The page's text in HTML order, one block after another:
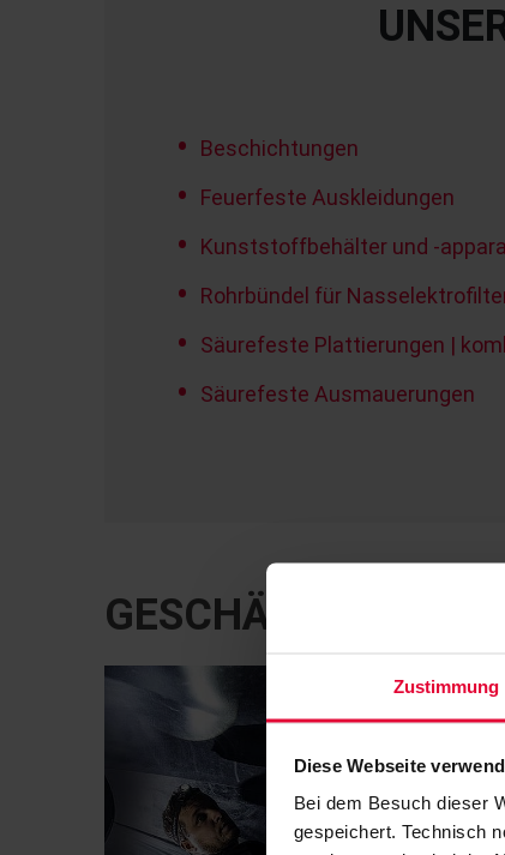
Zustimmung
Diese Webseite
Bei dem Besuch dieser
gespeichert. Technisch
Beschichtungen
Feuerfeste Auskleidungen
Kunststoffbehälter und -
Rohrbündel für
Säurefeste Plattierungen |
Säurefeste Ausmauerungen
GESCHÄFTSFELDER